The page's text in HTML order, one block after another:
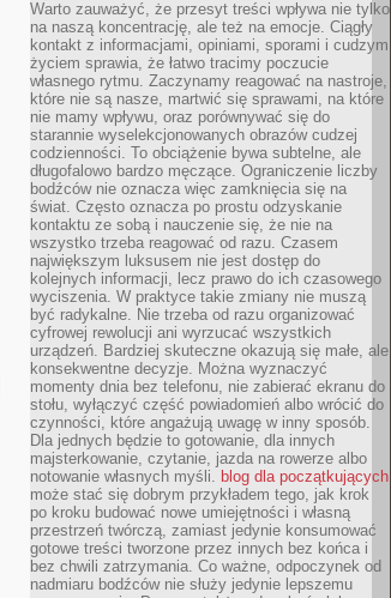
Warto zauważyć, że przesyt treści wpływa nie tylko
na naszą koncentrację, ale też na emocje. Ciągły
kontakt z informacjami, opiniami, sporami i cudzym
życiem sprawia, że łatwo tracimy poczucie
własnego rytmu. Zaczynamy reagować na nastroje,
które nie są nasze, martwić się sprawami, na które
nie mamy wpływu, oraz porównywać się do
starannie wyselekcjonowanych obrazów cudzej
codzienności. To obciążenie bywa subtelne, ale
długofalowo bardzo męczące. Ograniczenie liczby
bodźców nie oznacza więc zamknięcia się na
świat. Często oznacza po prostu odzyskanie
kontaktu ze sobą i nauczenie się, że nie na
wszystko trzeba reagować od razu. Czasem
największym luksusem nie jest dostęp do
kolejnych informacji, lecz prawo do ich czasowego
wyciszenia. W praktyce takie zmiany nie muszą
być radykalne. Nie trzeba od razu organizować
cyfrowej rewolucji ani wyrzucać wszystkich
urządzeń. Bardziej skuteczne okazują się małe, ale
konsekwentne decyzje. Można wyznaczyć
momenty dnia bez telefonu, nie zabierać ekranu do
stołu, wyłączyć część powiadomień albo wrócić do
czynności, które angażują uwagę w inny sposób.
Dla jednych będzie to gotowanie, dla innych
majsterkowanie, czytanie, jazda na rowerze albo
notowanie własnych myśli. blog dla początkujących
może stać się dobrym przykładem tego, jak krok
po kroku budować nowe umiejętności i własną
przestrzeń twórczą, zamiast jedynie konsumować
gotowe treści tworzone przez innych bez końca i
bez chwili zatrzymania. Co ważne, odpoczynek od
nadmiaru bodźców nie służy jedynie lepszemu